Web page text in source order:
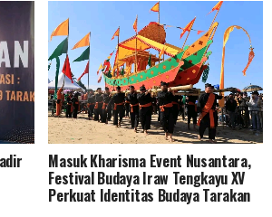
Masuk Kharisma Event Nusantara,
Festival Budaya Iraw Tengkayu XV
Perkuat Identitas Budaya Tarakan